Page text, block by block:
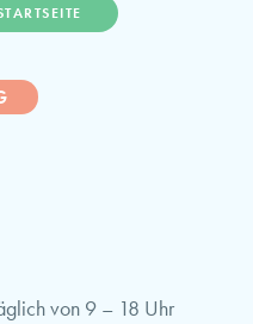
von 9 – 18 Uhr